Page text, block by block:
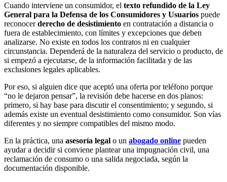
Cuando interviene un consumidor, el texto refundido de la Ley
General para la Defensa de los Consumidores y Usuarios puede
reconocerderecho de desistimiento en contratación a distancia o
fuera de establecimiento, con límites y excepciones que deben
analizarse. No existe en todos los contratos ni en cualquier
circunstancia. Dependerá de la naturaleza del servicio o producto, de
si empezó a ejecutarse, de la información facilitada y de las
exclusiones legales aplicables.
Por eso, si alguien dice que aceptó una oferta por teléfono porque
“no le dejaron pensar”, la revisión debe hacerse en dos planos:
primero, si hay base para discutir el consentimiento; y segundo, si
además existe un eventual desistimiento como consumidor. Son vías
diferentes y no siempre compatibles del mismo modo.
En la práctica, una asesoría legal o un abogado online pueden
ayudar a decidir si conviene plantear una impugnación civil, una
reclamación de consumo o una salida negociada, según la
documentación disponible.